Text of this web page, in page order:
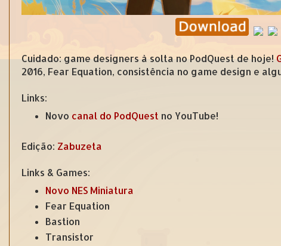
Cuidado: game designers à solta no PodQuest de hoje!
2016, Fear Equation, consistência no game design e
Links:
Novo canal do PodQuest no YouTube!
Edição: Zabuzeta
Links & Games:
Novo NES Miniatura
Fear Equation
Bastion
Transistor